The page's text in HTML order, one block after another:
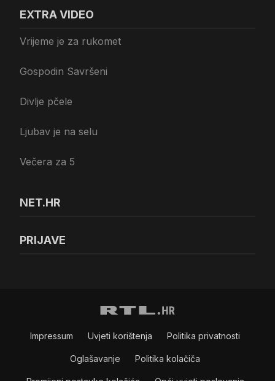
EXTRA VIDEO
Vrijeme je za rukomet
Gospodin Savršeni
Divlje pčele
Ljubav je na selu
Večera za 5
NET.HR
PRIJAVE
Impressum Uvjeti korištenja Politika privatnosti
Oglašavanje Politika kolačiča